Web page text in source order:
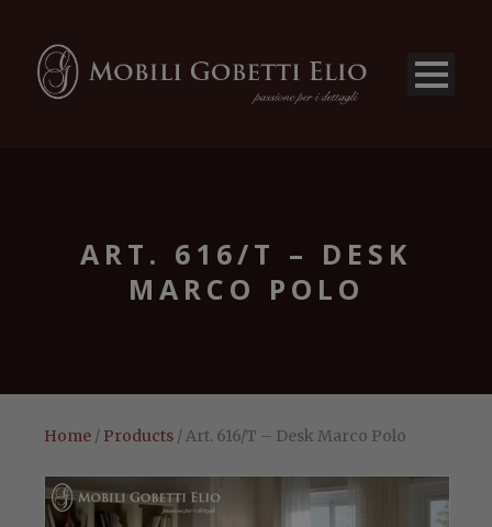
ART. 616/T – DESK
MARCO POLO
Home / Products / Art. 616/T – Desk Marco Polo